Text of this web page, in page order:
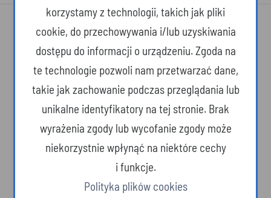
Województwo Podkarpackie. Przestrzeń otwarta – na ludzi, na pomysły, na
życiu jest naprawdę ważne. Tutaj urokliwe krajobrazy i pomniki barwnej
przeszłości towarzyszą ultranowoczesnym technologiom. Podkarpackie
korzystamy z technologii, takich jak pliki
cookie, do przechowywania i/lub uzyskiwania
dostępu do informacji o urządzeniu. Zgoda na
te technologie pozwoli nam przetwarzać dane,
takie jak zachowanie podczas przeglądania lub
unikalne identyfikatory na tej stronie. Brak
wyrażenia zgody lub wycofanie zgody może
niekorzystnie wpłynąć na niektóre cechy
i funkcje.
Polityka plików cookies